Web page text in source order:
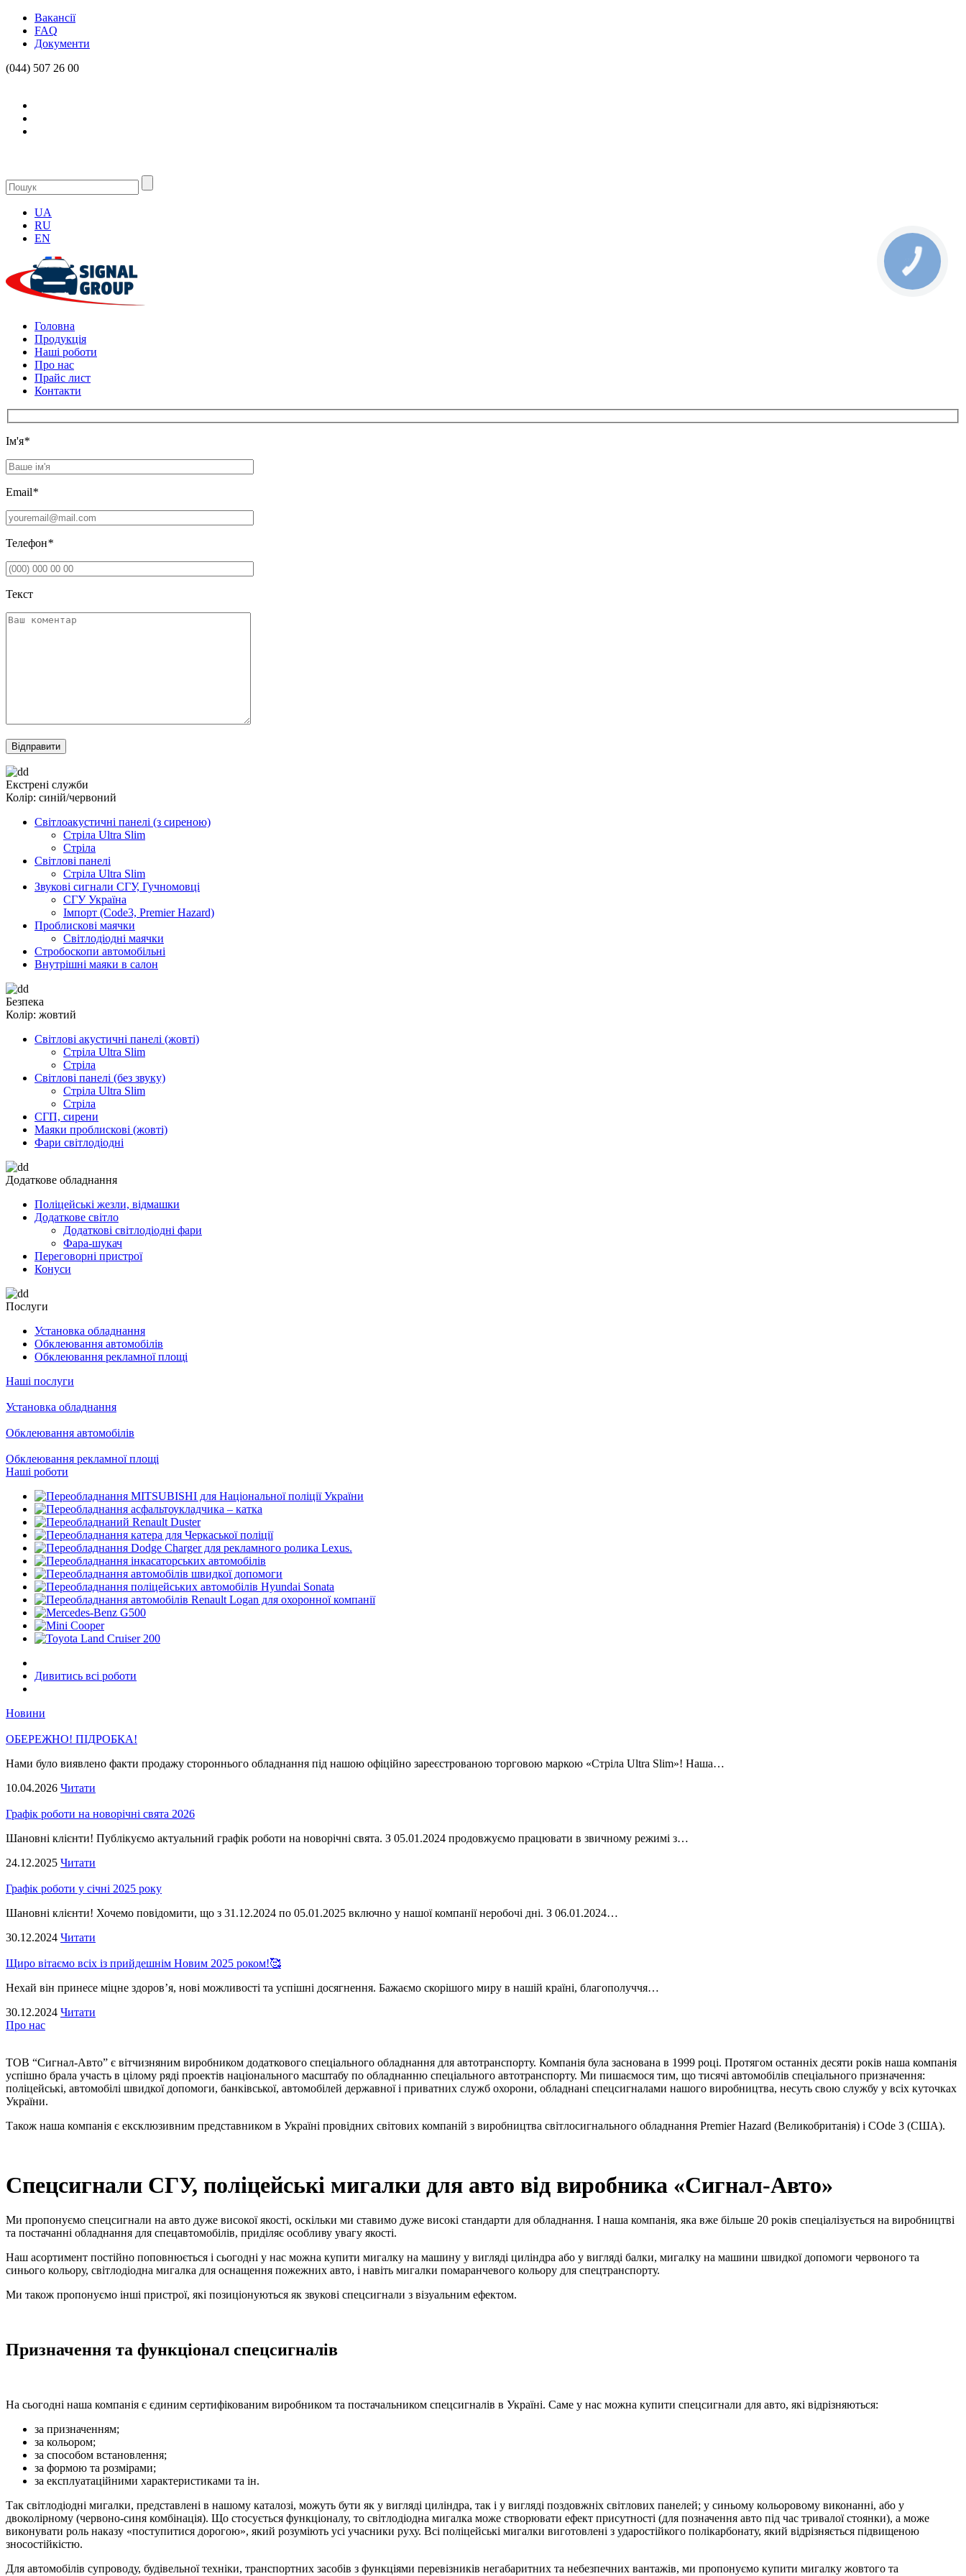
Вакансії
FAQ
Документи
(044) 507 26 00
UA
RU
EN
Головна
Продукцiя
Нашi роботи
Про нас
Прайс лист
Контакти
Iм'я*
Email*
Телефон*
Текст
Екстрені служби
Колір: синій/червоний
Світлоакустичні панелі (з сиреною)
Стріла Ultra Slim
Стріла
Світлові панелі
Стріла Ultra Slim
Звукові сигнали СГУ, Гучномовці
СГУ Україна
Імпорт (Code3, Premier Hazard)
Проблискові маячки
Світлодіодні маячки
Стробоскопи автомобільні
Внутрiшнi маяки в салон
Безпека
Колір: жовтий
Світлові акустичні панелі (жовті)
Стріла Ultra Slim
Стріла
Світлові панелі (без звуку)
Стріла Ultra Slim
Стріла
СГП, сирени
Маяки проблискові (жовті)
Фари світлодіодні
Додаткове обладнання
Поліцейські жезли, відмашки
Додаткове світло
Додаткові світлодіодні фари
Фара-шукач
Переговорні пристрої
Конуси
Послуги
Установка обладнання
Обклеювання автомобілів
Обклеювання рекламної площі
Наші послуги
Установка обладнання
Обклеювання автомобілів
Обклеювання рекламної площі
Наші роботи
Дивитись всi роботи
Новини
ОБЕРЕЖНО! ПІДРОБКА!
Нами було виявлено факти продажу стороннього обладнання під нашою офіційно зареєстрованою торговою маркою «Стріла Ultra Slim»! Наша…
10.04.2026 Читати
Графік роботи на новорічні свята 2026
Шановні клієнти! Публікуємо актуальний графік роботи на новорічні свята. З 05.01.2024 продовжуємо працювати в звичному режимі з…
24.12.2025 Читати
Графік роботи у січні 2025 року
Шановні клієнти! Хочемо повідомити, що з 31.12.2024 по 05.01.2025 включно у нашої компанії неробочі дні. З 06.01.2024…
30.12.2024 Читати
Щиро вітаємо всіх із прийдешнім Новим 2025 роком!🥰
Нехай він принесе міцне здоров’я, нові можливості та успішні досягнення. Бажаємо скорішого миру в нашій країні, благополуччя…
30.12.2024 Читати
Про нас
ТОВ “Сигнал-Авто” є вітчизняним виробником додаткового спеціального обладнання для автотранспорту. Компанія була заснована в 1999 році. Протягом останніх десяти років наша компанія
успішно брала участь в цілому ряді проектів національного масштабу по обладнанню спеціального автотранспорту. Ми пишаємося тим, що тисячі автомобілів спеціального призначення:
поліцейські, автомобілі швидкої допомоги, банківської, автомобілей державної і приватних служб охорони, обладнані спецсигналами нашого виробництва, несуть свою службу у всіх куточках
України.
Також наша компанія є ексклюзивним представником в Україні провідних світових компаній з виробництва світлосигнального обладнання Premier Hazard (Великобританія) і COde 3 (США).
Спецсигнали СГУ, поліцейські мигалки для авто від виробника «Сигнал-Авто»
Ми пропонуємо спецсигнали на авто дуже високої якості, оскільки ми ставимо дуже високі стандарти для обладнання. І наша компанія, яка вже більше 20 років спеціалізується на виробництві
та постачанні обладнання для спецавтомобілів, приділяє особливу увагу якості.
Наш асортимент постійно поповнюється і сьогодні у нас можна купити мигалку на машину у вигляді циліндра або у вигляді балки, мигалку на машини швидкої допомоги червоного та
синього кольору, світлодіодна мигалка для оснащення пожежних авто, і навіть мигалки помаранчевого кольору для спецтранспорту.
Ми також пропонуємо інші пристрої, які позиціонуються як звукові спецсигнали з візуальним ефектом.
Призначення та функціонал спецсигналів
На сьогодні наша компанія є єдиним сертифікованим виробником та постачальником спецсигналів в Україні. Саме у нас можна купити спецсигнали для авто, які відрізняються:
за призначенням;
за кольором;
за способом встановлення;
за формою та розмірами;
за експлуатаційними характеристиками та ін.
Так світлодіодні мигалки, представлені в нашому каталозі, можуть бути як у вигляді циліндра, так і у вигляді поздовжніх світлових панелей; у синьому кольоровому виконанні, або у
двоколірному (червоно-синя комбінація). Що стосується функціоналу, то світлодіодна мигалка може створювати ефект присутності (для позначення авто під час тривалої стоянки), а може
виконувати роль наказу «поступитися дорогою», який розуміють усі учасники руху. Всі поліцейські мигалки виготовлені з ударостійкого полікарбонату, який відрізняється підвищеною
зносостійкістю.
Для автомобілів супроводу, будівельної техніки, транспортних засобів з функціями перевізників негабаритних та небезпечних вантажів, ми пропонуємо купити мигалку жовтого та